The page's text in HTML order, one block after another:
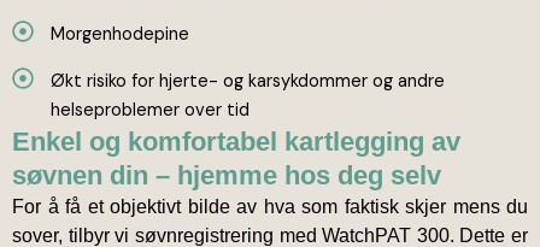
Morgenhodepine
Økt risiko for hjerte- og karsykdommer og andre
helseproblemer over tid
Enkel og komfortabel kartlegging av
søvnen din – hjemme hos deg selv
For å få et objektivt bilde av hva som faktisk skjer mens du
sover, tilbyr vi søvnregistrering med WatchPAT 300. Dette er